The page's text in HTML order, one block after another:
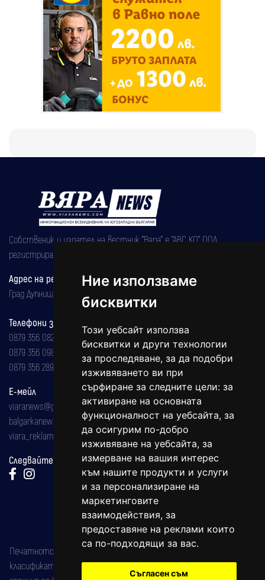
Ние използваме
бисквитки
Този уебсайт използва
бисквитки и други технологии
за проследяване, за да подобри
изживяването ви при
сърфиране за следните цели: за
активиране на основната
функционалност на уебсайта, за
да осигурим по-добро
изживяване на уебсайта, за
измерване на вашия интерес
към нашите продукти и услуги
и за персонализиране на
маркетинговите
взаимодействия, за
предоставяне на реклами които
са по-подходящи за вас.
Съгласен съм
Собственик и издател на вестник "Вяра" е "АВС КО" ООД,
регистрирана на 08.05.2002 година.
Адрес на редакцията
Град Дупница, ул.''Христо Ботев" 43
Телефони за реклама и абонаменти
0879 356 082
0879 356 098
0879 356 289
Е-мейл
viaranews@gmail.com
balgarkanews@gmail.com
viara_reklama@mail.bg
Следвайте ни:
Печатното издание на вестника е регистрирано в националния
класификатор на печатните издания (Българска национална